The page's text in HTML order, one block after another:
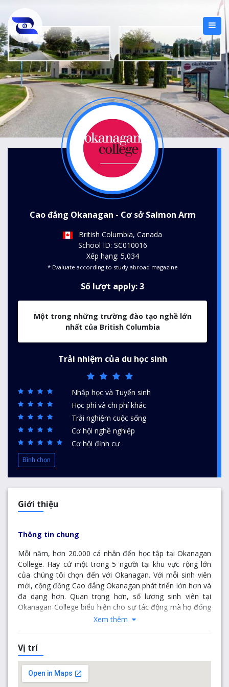
Cao đẳng Okanagan - Cơ sở Salmon Arm
British Columbia, Canada
School ID: SC010016
Xếp hạng: 5,034
* Evaluate according to study abroad magazine
Số lượt apply: 3
Một trong những trường đào tạo nghề lớn
nhất của British Columbia
Trải nhiệm của du học sinh
Nhập học và Tuyển sinh
Học phí và chi phí khác
Trải nghiệm cuộc sống
Cơ hội nghề nghiệp
Cơ hội định cư
Bình chọn
Giới thiệu
Thông tin chung
Mỗi năm, hơn 20.000 cá nhân đến học tập tại Okanagan
College. Hay cứ một trong 5 người tại khu vực rộng lớn
của chúng tôi chọn đến với Okanagan. Với mỗi sinh viên
mới, cộng đồng Cao đẳng Okanagan phát triển lớn hơn và
đa dạng hơn. Quan trọng hơn, số lượng sinh viên tại
Okanagan College biểu hiện cho sự tác động mà họ đóng
góp cho cộng đồng của chúng tôi. Bạn chỉ cần nhìn vào
định hình thung lũng, tỉnh và quốc gia này để có được cái
nhìn đánh giá toàn diện về những đóng góp của
Okanagan College và sinh viên tốt nghiệp. Năm mươi năm
trước, những hạt giống đầu tiên của Okanagan College đã
Xem thêm
Vị trí